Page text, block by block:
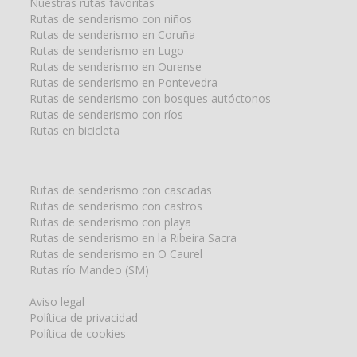
Nuestras rutas favoritas
Rutas de senderismo con niños
Rutas de senderismo en Coruña
Rutas de senderismo en Lugo
Rutas de senderismo en Ourense
Rutas de senderismo en Pontevedra
Rutas de senderismo con bosques autóctonos
Rutas de senderismo con ríos
Rutas en bicicleta
Rutas de senderismo con cascadas
Rutas de senderismo con castros
Rutas de senderismo con playa
Rutas de senderismo en la Ribeira Sacra
Rutas de senderismo en O Caurel
Rutas río Mandeo (SM)
Aviso legal
Política de privacidad
Política de cookies